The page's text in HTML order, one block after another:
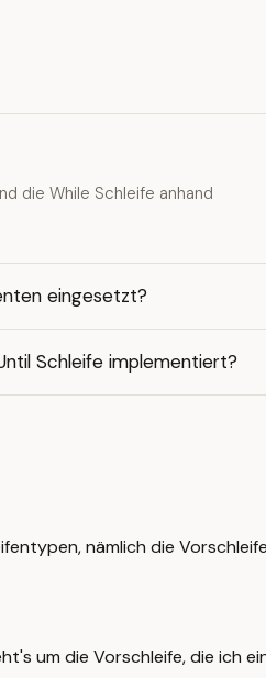
die While Schleife anhand
eingesetzt?
Schleife implementiert?
nämlich die
um die Vorschleife, die ich